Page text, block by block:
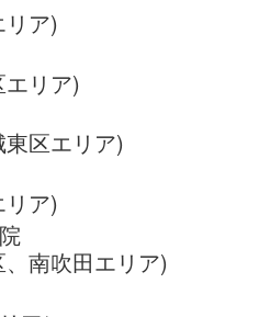
ア)
リア)
区エリア)
ア)
南吹田エリア)